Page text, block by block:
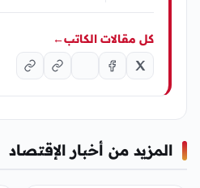
كل مقالات الكاتب←
المزيد من أخبار الإقتصاد